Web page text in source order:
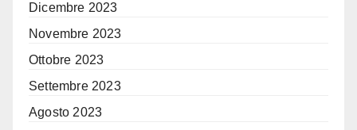
Dicembre 2023
Novembre 2023
Ottobre 2023
Settembre 2023
Agosto 2023